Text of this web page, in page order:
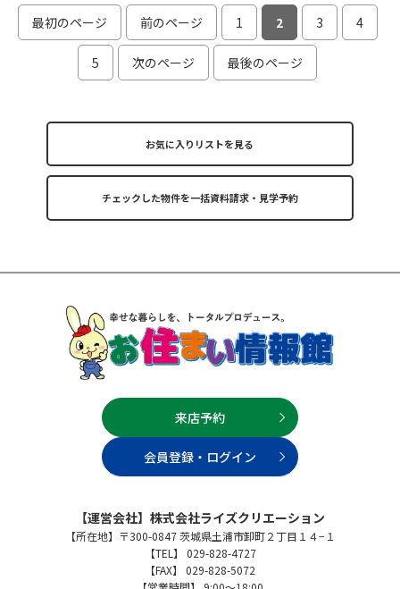
最初のページ
前のページ 1 2 3 4
5 次のページ 最後のページ
お気に入りリストを見る
来店予約
会員登録・ログイン
【運営会社】株式会社ライズクリエーション
【所在地】〒300-0847 茨城県土浦市卸町２丁目１４−１
【TEL】 029-828-4727
【FAX】 029-828-5072